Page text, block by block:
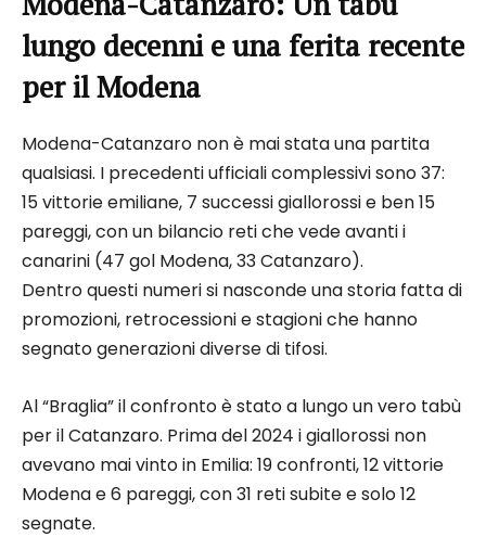
lungo decenni e una ferita recente
per il Modena
Modena-Catanzaro non è mai stata una partita
qualsiasi. I precedenti ufficiali complessivi sono 37:
15 vittorie emiliane, 7 successi giallorossi e ben 15
pareggi, con un bilancio reti che vede avanti i
canarini (47 gol Modena, 33 Catanzaro).
Dentro questi numeri si nasconde una storia fatta di
promozioni, retrocessioni e stagioni che hanno
segnato generazioni diverse di tifosi.
Al “Braglia” il confronto è stato a lungo un vero tabù
per il Catanzaro. Prima del 2024 i giallorossi non
avevano mai vinto in Emilia: 19 confronti, 12 vittorie
Modena e 6 pareggi, con 31 reti subite e solo 12
segnate.